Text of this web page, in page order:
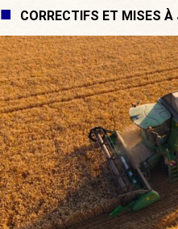
CORRECTIFS ET MISES À